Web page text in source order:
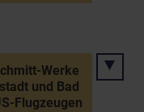
Werke
und Bad
Flugzeugen